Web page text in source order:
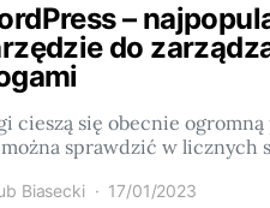
–
do
cieszą się obecnie
można sprawdzić w licznych
Biasecki 17/01/2023